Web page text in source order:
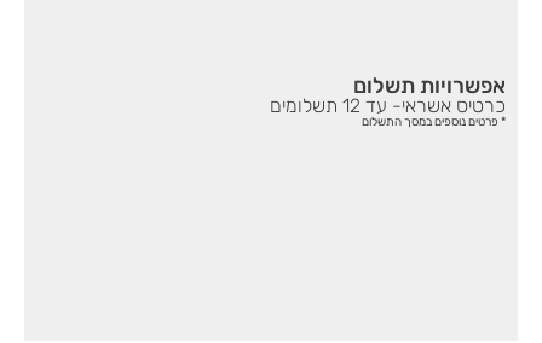
אפשרויות תשלום
כרטיס אשראי- עד 12 תשלומים
* פרטים נוספים במסך התשלום